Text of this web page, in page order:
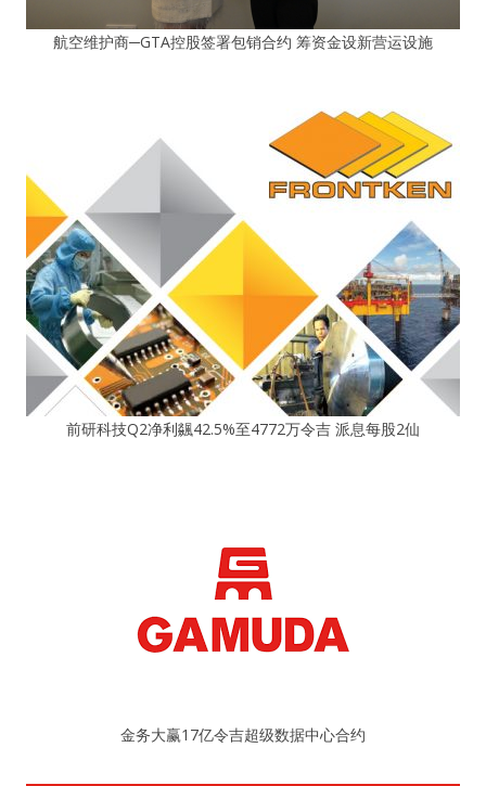
航空维护商─GTA控股签署包销合约 筹资金设新营运设施
前研科技Q2净利飊42.5%至4772万令吉 派息每股2仙
金务大赢17亿令吉超级数据中心合约